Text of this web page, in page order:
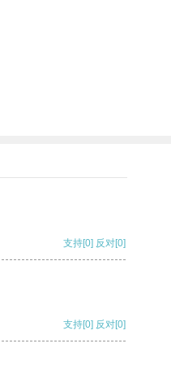
支持[0] 反对[0]
支持[0] 反对[0]